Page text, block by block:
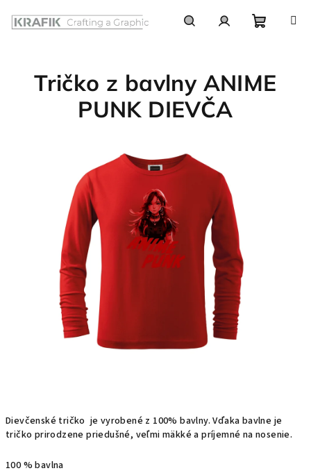
košík
Dievčenské tričko je vyrobené z 100%bavlny.Vďaka bavlneje
tričko prirodzene priedušné, veľmi mäkké a príjemné na nosenie.
100 % bavlna
Tričko z bavlny ANIME
PUNK DIEVČA